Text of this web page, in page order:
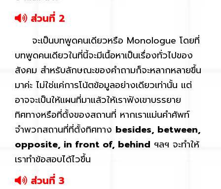
ส่วนที่ 2
จะเป็นบทพูดคนเดียวหรือ Monologue โดยที่
บทพูดคนเดียวในที่นี้จะมีเนื้อหาเป็นเรื่องทั่วไปของ
สังคม สำหรับลักษณะของคำถามก็จะหลากหลายขึ้น
มาค่ะ ไม่ใช่แค่การโน้ตข้อมูลอย่างเดียวเท่านั้น แต่
อาจจะเป็นให้แผนที่มาแล้วให้เราฟังเขาบรรยาย
ทิศทางหรือที่ตั้งของสถานที่ หากเราแม่นคำศัพท์
จำพวกสถานที่ที่ตั้งทิศทาง besides, between,
opposite, in front of, behind ฯลฯ จะทำให้
เราทำข้อสอบได้ไวขึ้น
ส่วนที่ 3